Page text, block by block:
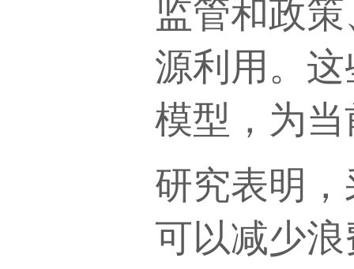
监管和政
源利用。
模型，为
研究表明
可以减少